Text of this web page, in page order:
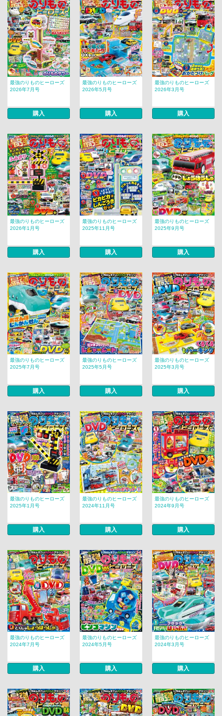
最強のりものヒーローズ
2026年7月号
購入
最強のりものヒーローズ
2026年5月号
購入
最強のりものヒーローズ
2026年3月号
購入
最強のりものヒーローズ
2026年1月号
購入
最強のりものヒーローズ
2025年11月号
購入
最強のりものヒーローズ
2025年9月号
購入
最強のりものヒーローズ
2025年7月号
購入
最強のりものヒーローズ
2025年5月号
購入
最強のりものヒーローズ
2025年3月号
購入
最強のりものヒーローズ
2025年1月号
購入
最強のりものヒーローズ
2024年11月号
購入
最強のりものヒーローズ
2024年9月号
購入
最強のりものヒーローズ
2024年7月号
購入
最強のりものヒーローズ
2024年5月号
購入
最強のりものヒーローズ
2024年3月号
購入